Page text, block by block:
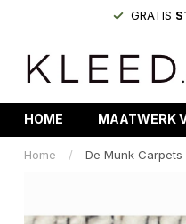
GRATIS
HOME MAATWERK
Home / De Munk